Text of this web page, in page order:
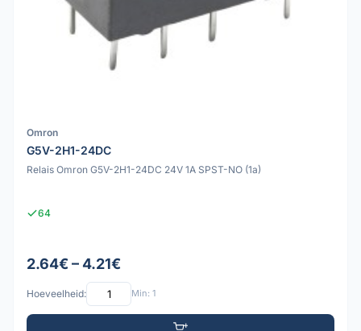
Omron
G5V-2H1-24DC
Relais Omron G5V-2H1-24DC 24V 1A SPST-NO (1a)
64
2.64€ – 4.21€
Hoeveelheid: Min: 1